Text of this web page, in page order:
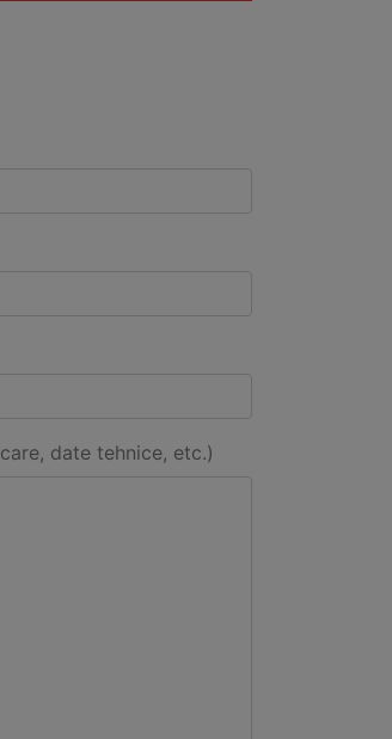
date tehnice, etc.)